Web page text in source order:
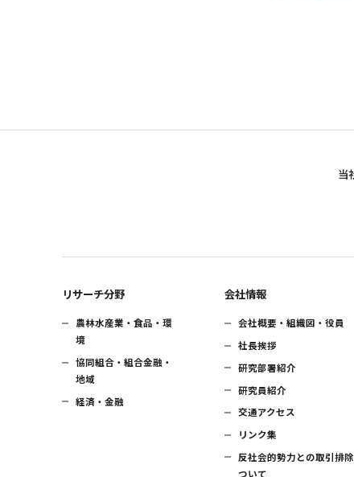
当
リサーチ分野
農林水産業・食品・環
境
協同組合・組合金融・
地域
経済・金融
会社情報
会社概要・組織図・役員
社長挨拶
研究部署紹介
研究員紹介
交通アクセス
リンク集
反社会的勢力との取引排
ついて